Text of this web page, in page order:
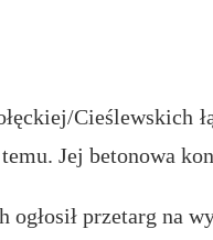
Cieślewskich
Jej betonowa
przetarg na